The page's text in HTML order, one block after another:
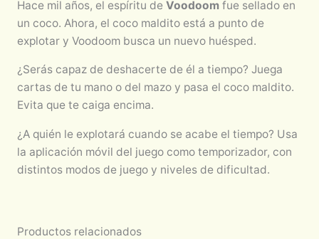
Hace mil años, el espíritu de Voodoomfue sellado en
un coco. Ahora, el coco maldito está a punto de
explotar y Voodoom busca un nuevo huésped.
¿Serás capaz de deshacerte de él a tiempo? Juega
cartas de tu mano o del mazo y pasa el coco maldito.
Evita que te caiga encima.
¿A quién le explotará cuando se acabe el tiempo? Usa
la aplicación móvil del juego como temporizador, con
distintos modos de juego y niveles de dificultad.
Productos relacionados